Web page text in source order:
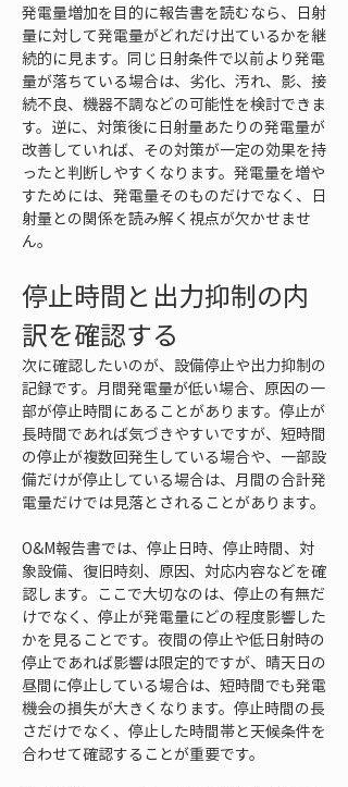
発電量増加を目的に報告書を読むなら、日射
量に対して発電量がどれだけ出ているかを継
続的に見ます。同じ日射条件で以前より発電
量が落ちている場合は、劣化、汚れ、影、接
続不良、機器不調などの可能性を検討できま
す。逆に、対策後に日射量あたりの発電量が
改善していれば、その対策が一定の効果を持
ったと判断しやすくなります。発電量を増や
すためには、発電量そのものだけでなく、日
射量との関係を読み解く視点が欠かせませ
ん。
停止時間と出力抑制の内
訳を確認する
次に確認したいのが、設備停止や出力抑制の
記録です。月間発電量が低い場合、原因の一
部が停止時間にあることがあります。停止が
長時間であれば気づきやすいですが、短時間
の停止が複数回発生している場合や、一部設
備だけが停止している場合は、月間の合計発
電量だけでは見落とされることがあります。
O&M報告書では、停止日時、停止時間、対
象設備、復旧時刻、原因、対応内容などを確
認します。ここで大切なのは、停止の有無だ
けでなく、停止が発電量にどの程度影響した
かを見ることです。夜間の停止や低日射時の
停止であれば影響は限定的ですが、晴天日の
昼間に停止している場合は、短時間でも発電
機会の損失が大きくなります。停止時間の長
さだけでなく、停止した時間帯と天候条件を
合わせて確認することが重要です。